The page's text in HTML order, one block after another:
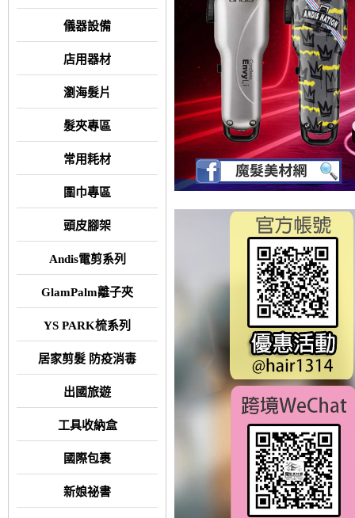
儀器設備
店用器材
瀏海髮片
髮夾專區
常用耗材
圍巾專區
頭皮腳架
Andis電剪系列
GlamPalm離子夾
YS PARK梳系列
居家剪髮 防疫消毒
出國旅遊
工具收納盒
國際包裹
新娘祕書